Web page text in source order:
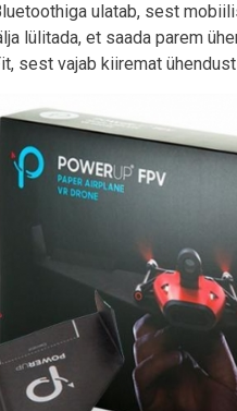
ulatab, sest
lülitada, et saada parem
sest vajab kiiremat